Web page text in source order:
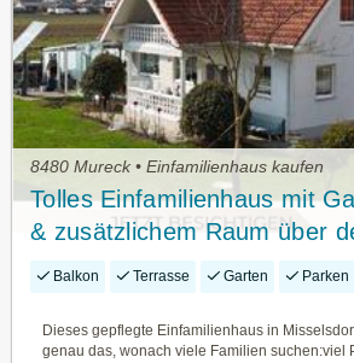
8480 Mureck • Einfamilienhaus kaufen
Tolles Einfamilienhaus mit
& zusätzlichem Raum über
ruhiger Lage in MURECK!
Balkon Terrasse Garten Parken
Dieses gepflegte Einfamilienhaus in
genau das, wonach viele Familien suchen:viel